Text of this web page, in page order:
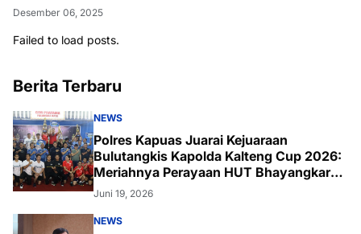
Desember 06, 2025
Failed to load posts.
Berita Terbaru
NEWS
Polres Kapuas Juarai Kejuaraan
Bulutangkis Kapolda Kalteng Cup 2026:
Meriahnya Perayaan HUT Bhayangkara
ke-80 di Palangka Raya
Juni 19, 2026
NEWS